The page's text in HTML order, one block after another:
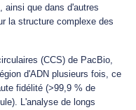
ainsi que dans d'autres
la structure complexe des
(CCS) de PacBio,
d'ADN plusieurs fois, ce
fidélité (>99,9 % de
L'analyse de longs